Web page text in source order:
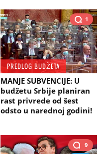
1
PREDLOG BUDŽETA
MANJE SUBVENCIJE: U
budžetu Srbije planiran
rast privrede od šest
odsto u narednoj godini!
9